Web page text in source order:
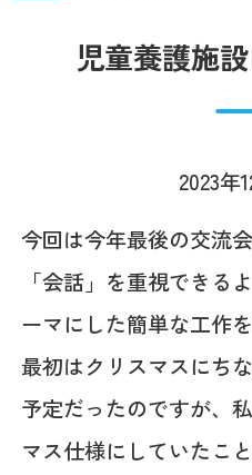
児童養護施
2023年
今回は今年最後の交流
「会話」を重視できる
ーマにした簡単な工作
最初はクリスマスにち
予定だったのですが、
マス仕様にしていたこ